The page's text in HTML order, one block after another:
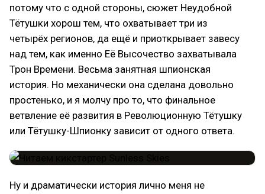
потому что с одной стороны, сюжет Неудобной
Тётушки хорош тем, что охватывает три из
четырёх регионов, да ещё и приоткрывает завесу
над тем, как именно Её Высочество захватывала
Трон Времени. Весьма занятная шпионская
история. Но механически она сделана довольно
простенько, и я молчу про то, что финальное
ветвление её развития в Революционную Тётушку
или Тётушку-Шпионку зависит от одного ответа.
Ну и драматически история лично меня не